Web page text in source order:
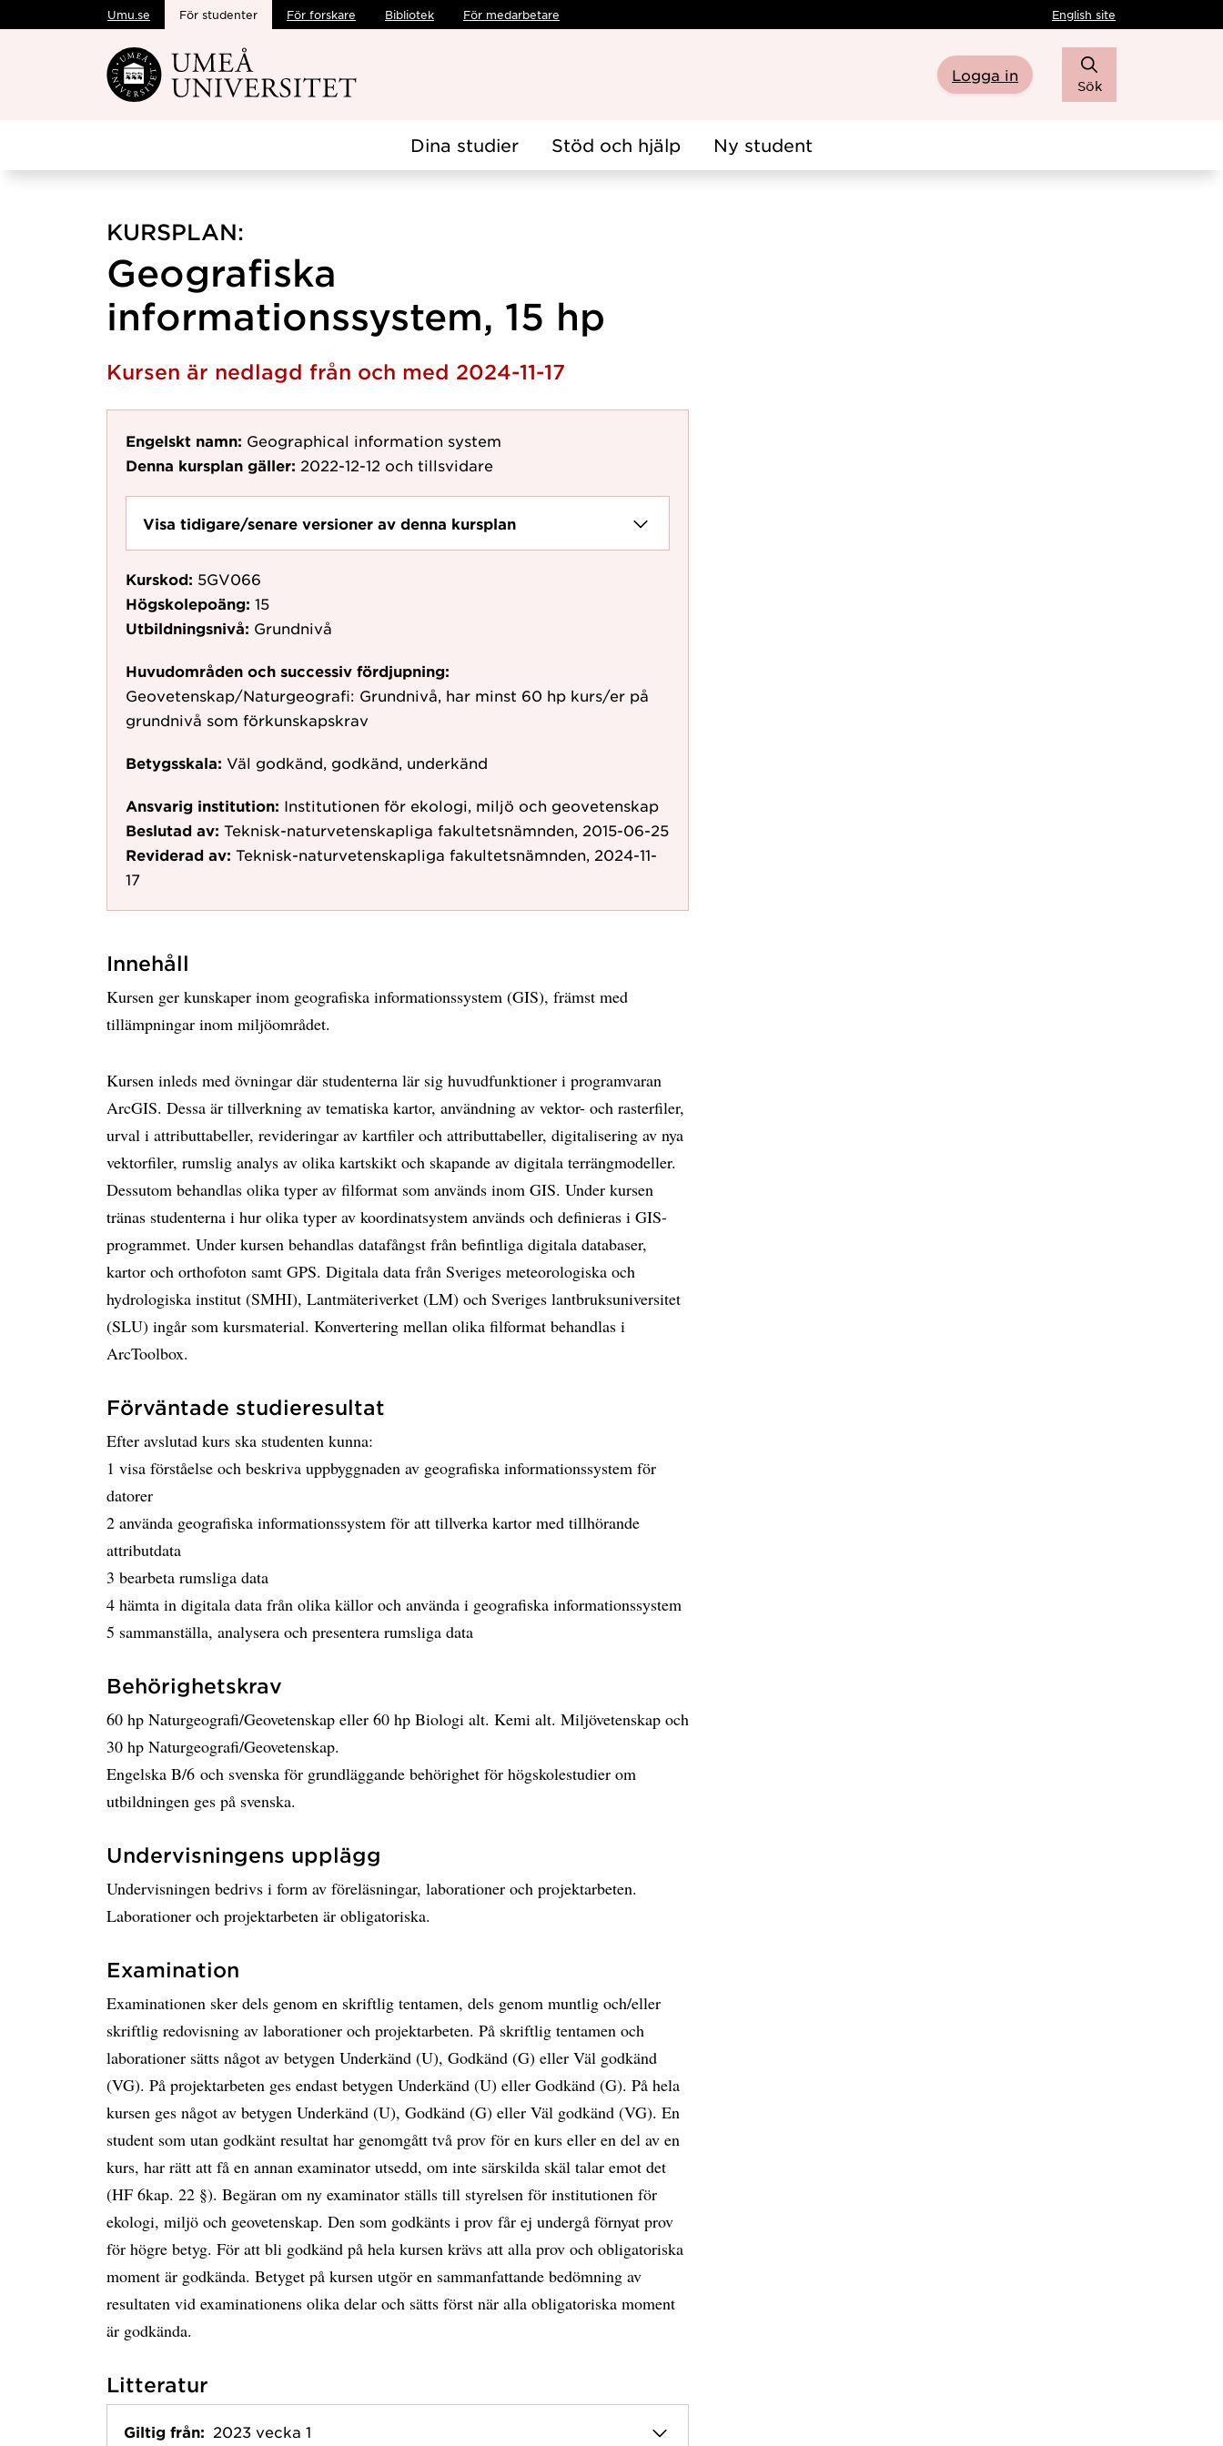
Hoppa direkt till innehållet
Umu.se För studenter För forskare Bibliotek För medarbetare English site
Logga in
Sök
Dina studier Stöd och hjälp Ny student
KURSPLAN:
Geografiska
informationssystem, 15 hp
Kursen är nedlagd från och med 2024-11-17
Engelskt namn: Geographical information system
Denna kursplan gäller: 2022-12-12 och tillsvidare
Visa tidigare/senare versioner av denna kursplan
Kurskod: 5GV066
Högskolepoäng: 15
Utbildningsnivå: Grundnivå
Huvudområden och successiv fördjupning:
Geovetenskap/Naturgeografi: Grundnivå, har minst 60 hp kurs/er på
grundnivå som förkunskapskrav
Betygsskala: Väl godkänd, godkänd, underkänd
Ansvarig institution: Institutionen för ekologi, miljö och geovetenskap
Beslutad av: Teknisk-naturvetenskapliga fakultetsnämnden, 2015-06-25
Reviderad av: Teknisk-naturvetenskapliga fakultetsnämnden, 2024-11-
17
Innehåll
Kursen ger kunskaper inom geografiska informationssystem (GIS), främst med
tillämpningar inom miljöområdet.
Kursen inleds med övningar där studenterna lär sig huvudfunktioner i programvaran
ArcGIS. Dessa är tillverkning av tematiska kartor, användning av vektor- och rasterfiler,
urval i attributtabeller, revideringar av kartfiler och attributtabeller, digitalisering av nya
vektorfiler, rumslig analys av olika kartskikt och skapande av digitala terrängmodeller.
Dessutom behandlas olika typer av filformat som används inom GIS. Under kursen
tränas studenterna i hur olika typer av koordinatsystem används och definieras i GIS-
programmet. Under kursen behandlas datafångst från befintliga digitala databaser,
kartor och orthofoton samt GPS. Digitala data från Sveriges meteorologiska och
hydrologiska institut (SMHI), Lantmäteriverket (LM) och Sveriges lantbruksuniversitet
(SLU) ingår som kursmaterial. Konvertering mellan olika filformat behandlas i
ArcToolbox.
Förväntade studieresultat
Efter avslutad kurs ska studenten kunna:
1 visa förståelse och beskriva uppbyggnaden av geografiska informationssystem för
datorer
2 använda geografiska informationssystem för att tillverka kartor med tillhörande
attributdata
3 bearbeta rumsliga data
4 hämta in digitala data från olika källor och använda i geografiska informationssystem
5 sammanställa, analysera och presentera rumsliga data
Behörighetskrav
60 hp Naturgeografi/Geovetenskap eller 60 hp Biologi alt. Kemi alt. Miljövetenskap och
30 hp Naturgeografi/Geovetenskap.
Engelska B/6 och svenska för grundläggande behörighet för högskolestudier om
utbildningen ges på svenska.
Undervisningens upplägg
Undervisningen bedrivs i form av föreläsningar, laborationer och projektarbeten.
Laborationer och projektarbeten är obligatoriska.
Examination
Examinationen sker dels genom en skriftlig tentamen, dels genom muntlig och/eller
skriftlig redovisning av laborationer och projektarbeten. På skriftlig tentamen och
laborationer sätts något av betygen Underkänd (U), Godkänd (G) eller Väl godkänd
(VG). På projektarbeten ges endast betygen Underkänd (U) eller Godkänd (G). På hela
kursen ges något av betygen Underkänd (U), Godkänd (G) eller Väl godkänd (VG). En
student som utan godkänt resultat har genomgått två prov för en kurs eller en del av en
kurs, har rätt att få en annan examinator utsedd, om inte särskilda skäl talar emot det
(HF 6kap. 22 §). Begäran om ny examinator ställs till styrelsen för institutionen för
ekologi, miljö och geovetenskap. Den som godkänts i prov får ej undergå förnyat prov
för högre betyg. För att bli godkänd på hela kursen krävs att alla prov och obligatoriska
moment är godkända. Betyget på kursen utgör en sammanfattande bedömning av
resultaten vid examinationens olika delar och sätts först när alla obligatoriska moment
är godkända.
Litteratur
Giltig från: 2023 vecka 1